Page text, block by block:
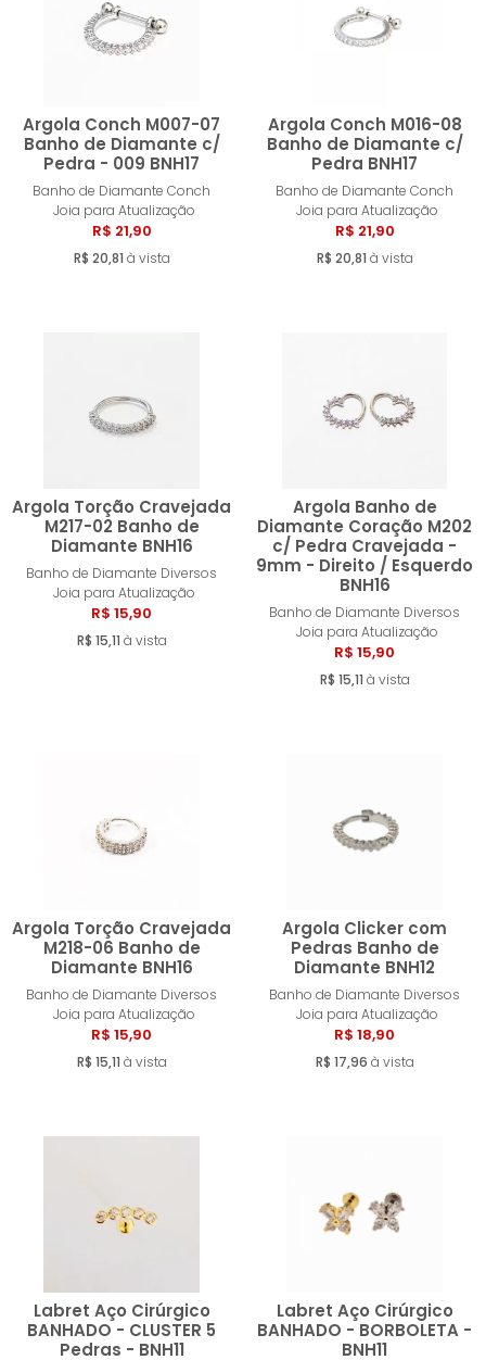
Argola Conch M007-07
Banho de Diamante c/
Pedra - 009 BNH17
Banho de Diamante Conch
Joia para Atualização
R$ 21,90
R$ 20,81 à vista
Comprar
Argola Conch M016-08
Banho de Diamante c/
Pedra BNH17
Banho de Diamante Conch
Joia para Atualização
R$ 21,90
R$ 20,81 à vista
Argola Torção Cravejada
M217-02 Banho de
Diamante BNH16
Banho de Diamante Diversos
Joia para Atualização
R$ 15,90
R$ 15,11 à vista
Comprar
Argola Banho de
Diamante Coração M202
c/ Pedra Cravejada -
9mm - Direito / Esquerdo
BNH16
Banho de Diamante Diversos
Joia para Atualização
R$ 15,90
R$ 15,11 à vista
Argola Torção Cravejada
M218-06 Banho de
Diamante BNH16
Banho de Diamante Diversos
Joia para Atualização
R$ 15,90
R$ 15,11 à vista
Comprar
Argola Clicker com
Pedras Banho de
Diamante BNH12
Banho de Diamante Diversos
Joia para Atualização
R$ 18,90
R$ 17,96 à vista
Labret Aço Cirúrgico
BANHADO - CLUSTER 5
Pedras - BNH11
Labret Aço Cirúrgico
BANHADO - BORBOLETA -
BNH11